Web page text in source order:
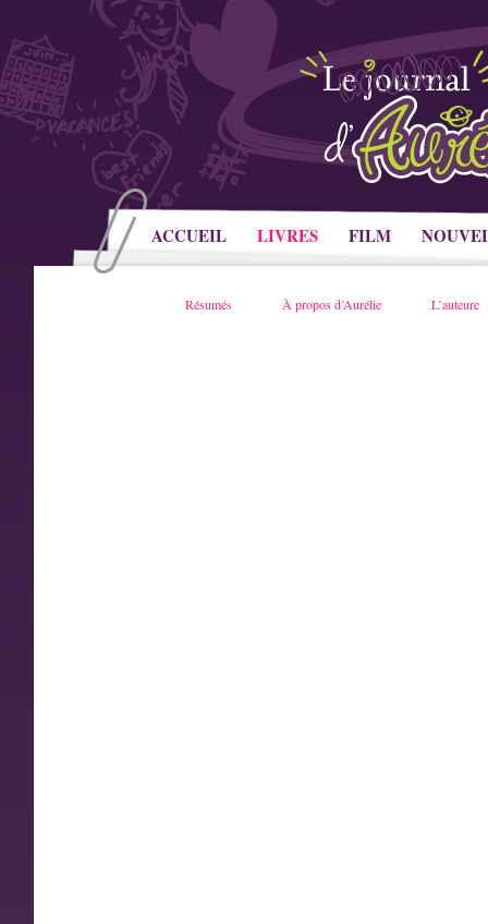
ACCUEIL LIVRES FILM
Résumés À propos d’Aurélie L’auteure